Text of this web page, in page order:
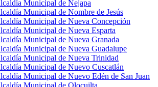
Municipal de Nejapa
Municipal de Nombre de Jesús
Municipal de Nueva Concepción
Municipal de Nueva Esparta
Municipal de Nueva Granada
Municipal de Nueva Guadalupe
Municipal de Nueva Trinidad
Municipal de Nuevo Cuscatlán
Municipal de Nuevo Edén de San Juan
Municipal de Olocuilta